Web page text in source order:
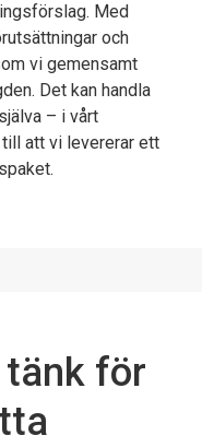
Med
och
vi gemensamt
Det kan handla
– i vårt
att vi levererar ett
för